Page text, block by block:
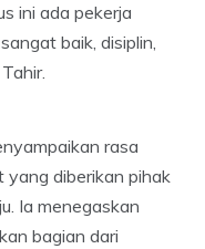
ini ada pekerja
baik, disiplin,
rasa
diberikan pihak
Ia menegaskan
bagian dari